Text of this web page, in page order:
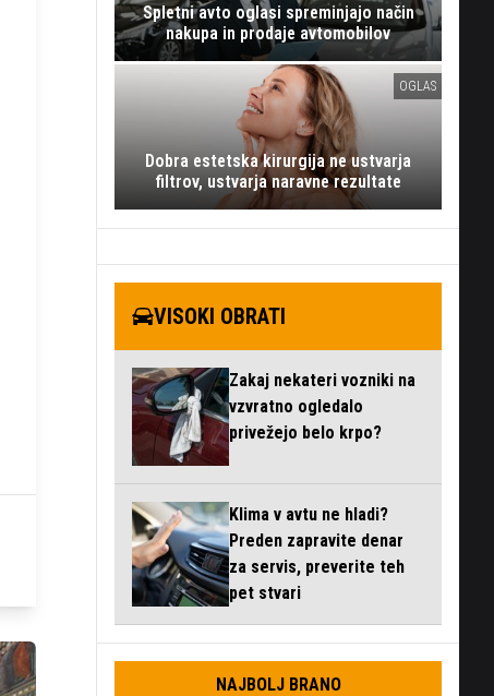
Spletni avto oglasi spreminjajo način
nakupa in prodaje avtomobilov
OGLAS
Dobra estetska kirurgija ne ustvarja
filtrov, ustvarja naravne rezultate
VISOKI OBRATI
Zakaj nekateri vozniki na
vzvratno ogledalo
privežejo belo krpo?
Klima v avtu ne hladi?
Preden zapravite denar
za servis, preverite teh
pet stvari
NAJBOLJ BRANO